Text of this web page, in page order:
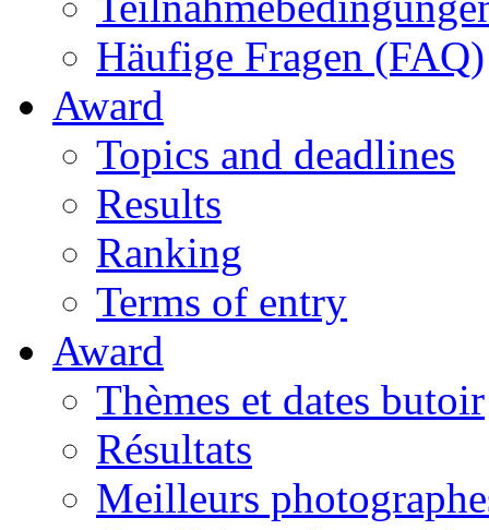
Häufige Fragen (FAQ)
Award
Topics and deadlines
Results
Ranking
Terms of entry
Award
Thèmes et dates butoir
Résultats
Meilleurs